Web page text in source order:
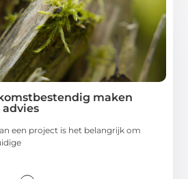
maken
een project is het belangrijk om